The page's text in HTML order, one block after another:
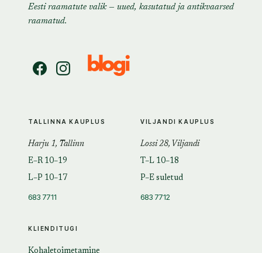
Eesti raamatute valik — uued, kasutatud ja antikvaarsed
raamatud.
KLIENDITUGI
TALLINNA KAUPLUS
Harju 1, Tallinn
E–R 10–19
L–P 10–17
683 7711
VILJANDI KAUPLUS
Lossi 28, Viljandi
T–L 10–18
P–E suletud
683 7712